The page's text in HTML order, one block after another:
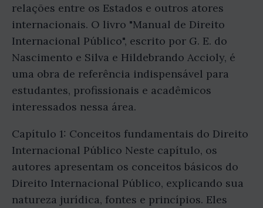
relações entre os Estados e outros atores
internacionais. O livro "Manual de Direito
Internacional Público", escrito por G. E. do
Nascimento e Silva e Hildebrando Accioly, é
uma obra de referência indispensável para
estudantes, profissionais e acadêmicos
interessados nessa área.
Capítulo 1: Conceitos fundamentais do Direito
Internacional Público Neste capítulo, os
autores apresentam os conceitos básicos do
Direito Internacional Público, explicando sua
natureza jurídica, fontes e princípios. Eles